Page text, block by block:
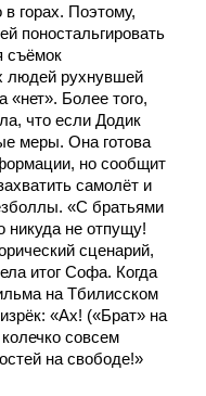
в горах. Поэтому,
поностальгировать
съёмок
людей рухнувшей
Более того,
что если Додик
меры. Она готова
но сообщит
самолёт и
«С братьями
никуда не отпущу!
сценарий,
итог Софа. Когда
на Тбилисском
«Ах! («Брат» на
совсем
на свободе!»